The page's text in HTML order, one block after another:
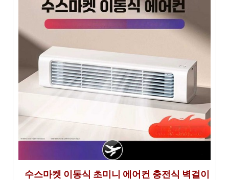
수스마켓 이동식 초미니 에어컨 충전식 벽걸이